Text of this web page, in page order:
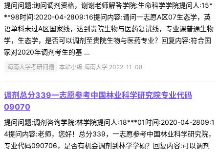
提问问题:询问调剂资格，谢谢老师解答学院:生命科学学院提问人:15*
**98时间:2020-04-2809:16提问内容:请问一志愿A区07生态学，英
语单科未过A区国家线，达到贵院生物与医药复试线，专业课普通生物
学，生态学，是否可以调剂至贵院生物与医药专业？回复内容:符合国
家对2020年调剂考生的基 ...
海南大学考研问题 本站小编 海南大学 2022-11-08
调剂总分339一志愿参考中国林业科学研究院专业代码
09070
提问问题:调剂咨询学院:林学院提问人:18***01时间:2020-04-2809:1
4提问内容:老师，您好！总分339，一志愿参考中国林业科学研究院，
专业代码090706，是否有机会调剂到林学学硕？回复内容:可以调剂